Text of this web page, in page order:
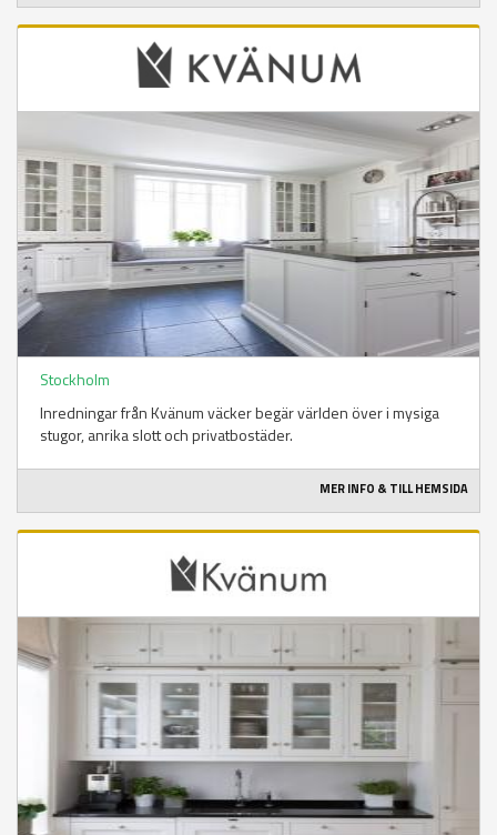
Stockholm
Inredningar från Kvänum väcker begär världen över i mysiga
stugor, anrika slott och privatbostäder.
MER INFO & TILL HEMSIDA